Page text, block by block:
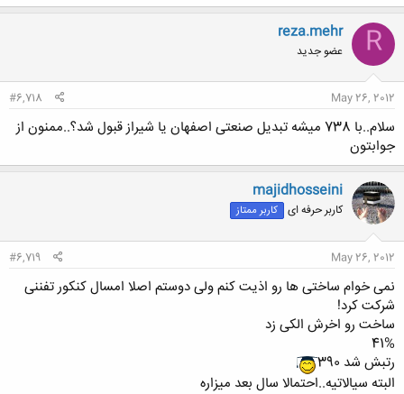
R
reza.mehr
عضو جدید
May 26, 2012
#6,718
سلام..با 738 میشه تبدیل صنعتی اصفهان یا شیراز قبول شد؟..ممنون از
جوابتون
majidhosseini
کاربر حرفه ای کاربر ممتاز
May 26, 2012
#6,719
نمی خوام ساختی ها رو اذیت کنم ولی دوستم اصلا امسال کنکور تفننی
شرکت کرد!
ساخت رو اخرش الکی زد
41%
رتبش شد 390
البته سیالاتیه..احتمالا سال بعد میزاره